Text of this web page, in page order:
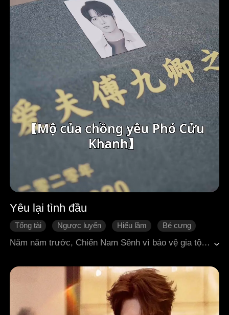
Yêu lại tình đầu
Tổng tài Ngược luyến Hiểu lầm
Bé cưng
Ngôn tình hiện đại
Năm năm trước, Chiến Nam Sênh vì bảo vệ gia tộc mà buộc phải ly hôn với Phó Cửu Khanh nghèo túng, nhưng ngay trong ngày hôm đó lại nhận được tin anh tử nạn do rơi máy bay.Năm năm sau, Phó Cửu Khanh giả chết trở về, với thân phận người nắm quyền tập đoàn tài phiệt, bắt đầu trả thù Chiến Nam Sênh lúc này đã sa sút. Anh ép cô làm bảo mẫu, nhưng không hề hay biết cô đang một mình nuôi dưỡng đứa con trai của cả hai.Trong những lần trả thù và giằng co liên tiếp, Phó Cửu Khanh phát hiện cô đã nhẫn nhịn chịu đựng để nuôi con khôn lớn. Hối hận dâng trào, anh bắt đầu hành trình theo đuổi lại vợ. Cuối cùng, cả hai hóa giải hiểu lầm và "gương vỡ lại lành".